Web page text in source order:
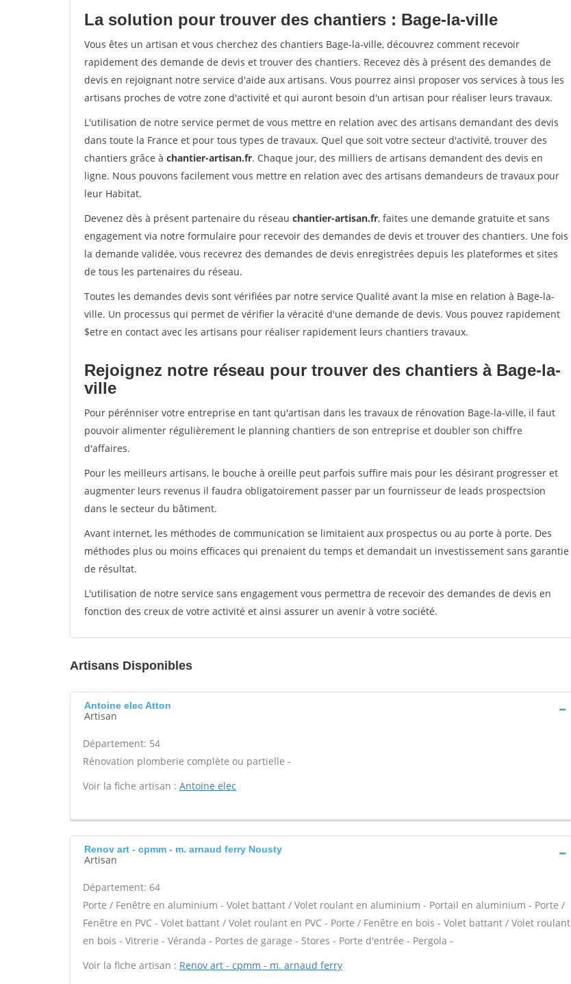
La solution pour trouver des chantiers : Bage-la-ville
Vous êtes un artisan et vous cherchez des chantiers Bage-la-ville, découvrez comment recevoir
rapidement des demande de devis et trouver des chantiers. Recevez dès à présent des demandes de
devis en rejoignant notre service d'aide aux artisans. Vous pourrez ainsi proposer vos services à tous les
artisans proches de votre zone d'activité et qui auront besoin d'un artisan pour réaliser leurs travaux.
L'utilisation de notre service permet de vous mettre en relation avec des artisans demandant des devis
dans toute la France et pour tous types de travaux. Quel que soit votre secteur d'activité, trouver des
chantiers grâce à chantier-artisan.fr. Chaque jour, des milliers de artisans demandent des devis en
ligne. Nous pouvons facilement vous mettre en relation avec des artisans demandeurs de travaux pour
leur Habitat.
Devenez dès à présent partenaire du réseau chantier-artisan.fr, faites une demande gratuite et sans
engagement via notre formulaire pour recevoir des demandes de devis et trouver des chantiers. Une fois
la demande validée, vous recevrez des demandes de devis enregistrées depuis les plateformes et sites
de tous les partenaires du réseau.
Toutes les demandes devis sont vérifiées par notre service Qualité avant la mise en relation à Bage-la-
ville. Un processus qui permet de vérifier la véracité d'une demande de devis. Vous pouvez rapidement
$etre en contact avec les artisans pour réaliser rapidement leurs chantiers travaux.
Rejoignez notre réseau pour trouver des chantiers à Bage-la-
ville
Pour pérénniser votre entreprise en tant qu'artisan dans les travaux de rénovation Bage-la-ville, il faut
pouvoir alimenter régulièrement le planning chantiers de son entreprise et doubler son chiffre
d'affaires.
Pour les meilleurs artisans, le bouche à oreille peut parfois suffire mais pour les désirant progresser et
augmenter leurs revenus il faudra obligatoirement passer par un fournisseur de leads prospectsion
dans le secteur du bâtiment.
Avant internet, les méthodes de communication se limitaient aux prospectus ou au porte à porte. Des
méthodes plus ou moins efficaces qui prenaient du temps et demandait un investissement sans garantie
de résultat.
L'utilisation de notre service sans engagement vous permettra de recevoir des demandes de devis en
fonction des creux de votre activité et ainsi assurer un avenir à votre société.
Artisans Disponibles
Antoine elec Atton
Artisan
Département: 54
Rénovation plomberie complète ou partielle -
Voir la fiche artisan : Antoine elec
Renov art - cpmm - m. arnaud ferry Nousty
Artisan
Département: 64
Porte / Fenêtre en aluminium - Volet battant / Volet roulant en aluminium - Portail en aluminium - Porte /
Fenêtre en PVC - Volet battant / Volet roulant en PVC - Porte / Fenêtre en bois - Volet battant / Volet roulant
en bois - Vitrerie - Véranda - Portes de garage - Stores - Porte d'entrée - Pergola -
Voir la fiche artisan : Renov art - cpmm - m. arnaud ferry